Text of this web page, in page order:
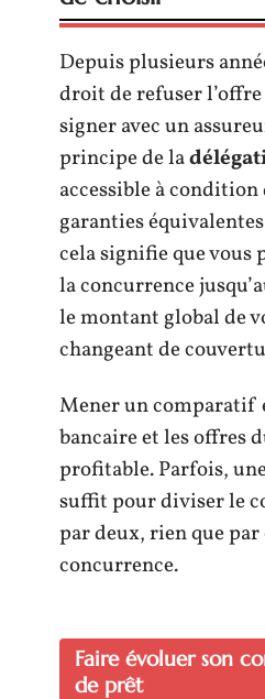
Depuis plusieurs
droit de refuser l’offre
signer avec un
principe de la
accessible à condition
garanties
cela signifie que vous
la concurrence
le montant global de
changeant de
Mener un comparatif
bancaire et les offres
profitable. Parfois,
suffit pour diviser le
par deux, rien que par
concurrence.
Faire évoluer son
de prêt